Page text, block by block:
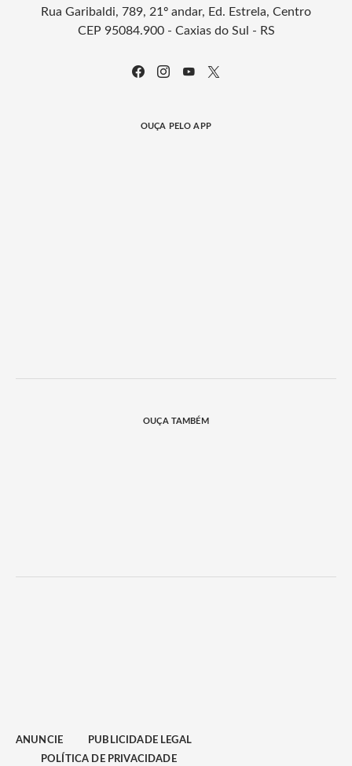
Rua Garibaldi, 789, 21º andar, Ed. Estrela, Centro
CEP 95084.900 - Caxias do Sul - RS
OUÇA PELO APP
OUÇA TAMBÉM
ANUNCIE
PUBLICIDADE LEGAL
POLÍTICA DE PRIVACIDADE